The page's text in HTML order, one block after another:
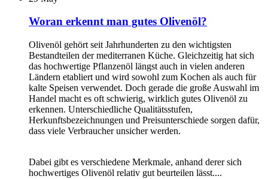
Woran erkennt man gutes Olivenöl?
Olivenöl gehört seit Jahrhunderten zu den wichtigsten
Bestandteilen der mediterranen Küche. Gleichzeitig hat sich
das hochwertige Pflanzenöl längst auch in vielen anderen
Ländern etabliert und wird sowohl zum Kochen als auch für
kalte Speisen verwendet. Doch gerade die große Auswahl im
Handel macht es oft schwierig, wirklich gutes Olivenöl zu
erkennen. Unterschiedliche Qualitätsstufen,
Herkunftsbezeichnungen und Preisunterschiede sorgen dafür,
dass viele Verbraucher unsicher werden.
Dabei gibt es verschiedene Merkmale, anhand derer sich
hochwertiges Olivenöl relativ gut beurteilen lässt....